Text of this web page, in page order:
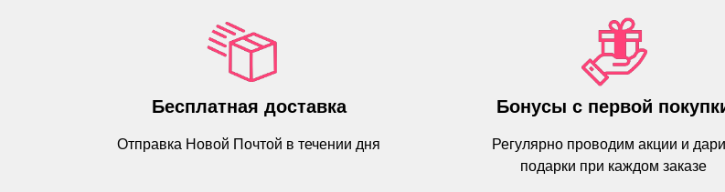
Отправка Новой Почтой в течении дня
Регулярно проводим акции и
подарки при каждом заказе
Бесплатная доставка Бонусы с первой